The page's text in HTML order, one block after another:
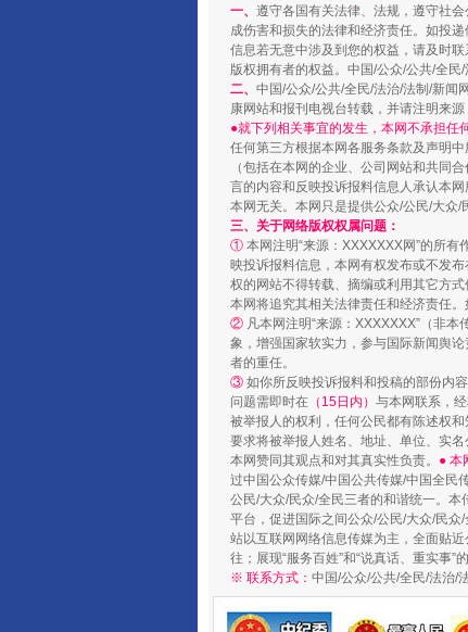
阿坝州三大球赛在茂县开
国家大学科技园优化重塑
扯下公款旅游的“隐身衣”
一、 遵守各国有关法律、法规，遵守社
成伤害和损失的法律和经济责任。如投
信息若无意中涉及到您的权益，请及时
版权拥有者的权益。中国/公众/公共/全民
二、 中国/公众/公共/全民/法治/法制/新闻
康网站和报刊电视台转载，并请注明来源
●就下列相关事宜的发生，本网不承担任
任何第三方根据本网各服务条款及声明
（包括在本网的企业、公司网站和共同
言的内容和反映投诉报料信息人承认本
本网无关。本网只是提供公众/公民/大众/
三、关于网络版权权属问题：
① 本网注明“来源：XXXXXXX网”的所
映投诉报料信息，本网有权发布或不发
权的网站不得转载、摘编或利用其它方
本网将追究其相关法律责任和经济责任
② 凡本网注明“来源：XXXXXXX”（非
象，增强国家软实力，参与国际新闻舆
者的重任。
③ 如你所反映投诉报料和投稿的部份内
问题需即时在 （15日内） 与本网联系，
被举报人的权利，任何公民都有陈述权和
要求将被举报人姓名、地址、单位、实
本网赞同其观点和对其真实性负责。 ● 本
过中国公众传媒/中国公共传媒/中国全民
公民/大众/民众/全民三者的和谐统一。
平台，促进国际之间公众/公民/大众/民
站以互联网网络信息传媒为主，全面贴
往；展现“服务百姓”和“说真话、重实事”
※ 联系方式： 中国/公众/公共/全民/法治/